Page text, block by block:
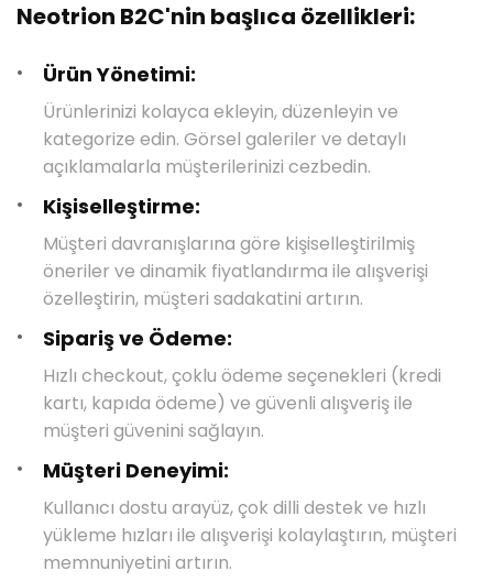
Neotrion B2C'nin başlıca özellikleri:
Ürün Yönetimi:
Ürünlerinizi kolayca ekleyin, düzenleyin ve
kategorize edin. Görsel galeriler ve detaylı
açıklamalarla müşterilerinizi cezbedin.
Kişiselleştirme:
Müşteri davranışlarına göre kişiselleştirilmiş
öneriler ve dinamik fiyatlandırma ile alışverişi
özelleştirin, müşteri sadakatini artırın.
Sipariş ve Ödeme:
Hızlı checkout, çoklu ödeme seçenekleri (kredi
kartı, kapıda ödeme) ve güvenli alışveriş ile
müşteri güvenini sağlayın.
Müşteri Deneyimi:
Kullanıcı dostu arayüz, çok dilli destek ve hızlı
yükleme hızları ile alışverişi kolaylaştırın, müşteri
memnuniyetini artırın.